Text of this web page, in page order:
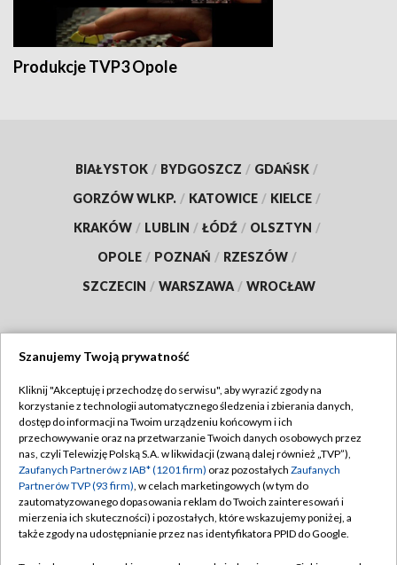
Produkcje TVP3 Opole
BIAŁYSTOK / BYDGOSZCZ / GDAŃSK /
GORZÓW WLKP. / KATOWICE / KIELCE /
KRAKÓW / LUBLIN / ŁÓDŹ / OLSZTYN /
OPOLE / POZNAŃ / RZESZÓW /
SZCZECIN / WARSZAWA / WROCŁAW
TVP
Abonament TVP
Emisja w TVP
Centrum informacji TVP
Naziemna Telewizja Cyfrowa
Regulamin TVP
Polityka prywatności
Moje zgody
Pomoc
Szanujemy Twoją prywatność
Kliknij "Akceptuję i przechodzę do serwisu", aby wyrazić zgody na
korzystanie z technologii automatycznego śledzenia i zbierania danych,
dostęp do informacji na Twoim urządzeniu końcowym i ich
przechowywanie oraz na przetwarzanie Twoich danych osobowych przez
nas, czyli Telewizję Polską S.A. w likwidacji (zwaną dalej również „TVP”),
Zaufanych Partnerów z IAB* (1201 firm) oraz pozostałych Zaufanych
Partnerów TVP (93 firm), w celach marketingowych (w tym do
zautomatyzowanego dopasowania reklam do Twoich zainteresowań i
mierzenia ich skuteczności) i pozostałych, które wskazujemy poniżej, a
także zgody na udostępnianie przez nas identyfikatora PPID do Google.